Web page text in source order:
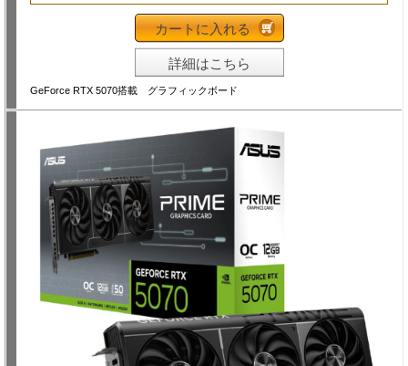
カートに入れる
詳細はこちら
GeForce RTX 5070搭載 グラフィックボード